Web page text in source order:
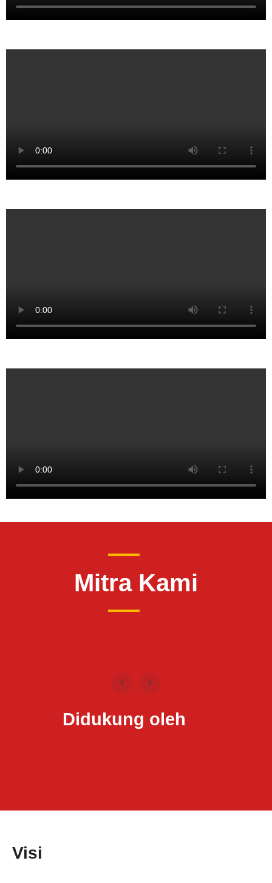
Mitra Kami
Didukung oleh
Visi